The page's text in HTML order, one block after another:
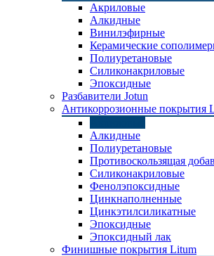
Акриловые
Алкидные
Винилэфирные
Керамические
Полиуретановые
Силиконакриловые
Эпоксидные
Разбавители Jotun
Антикоррозионные покрытия
Алкидные
Полиуретановые
Противоскользящая
Силиконакриловые
Фенолэпоксидные
Цинкнаполненные
Цинкэтилсиликатные
Эпоксидные
Эпоксидный лак
Финишные покрытия Litum